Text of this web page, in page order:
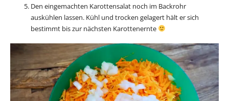
Den eingemachten Karottensalat noch im Backrohr
auskühlen lassen. Kühl und trocken gelagert hält er sich
bestimmt bis zur nächsten Karottenernte